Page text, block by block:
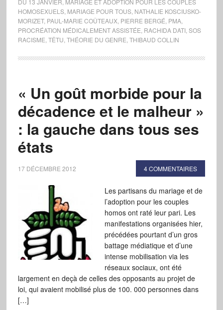
DU 13 JANVIER MARIAGE ET ADOPTION POUR LES COUPLES
HOMOSEXUELS, MARIAGE POUR TOUS, NATHALIE KOSCIUSKO-
MORIZET, PAUL-MARIE COÛTEAUX, PIERRE BERGÉ PMA,
PROCRÉATION MÉDICALEMENT ASSISTÉE RACHIDA DATI, SOS
RACISME TÊTU THÉORIE DU GENRE THIBAUD COLLIN
« Un goût morbide pour la
décadence et le malheur »
: la gauche dans tous ses
états
17 DÉCEMBRE 2012 4 COMMENTAIRES
Les partisans du mariage et de
l’adoption pour les couples
homos ont raté leur pari. Les
manifestations organisées hier,
précédées pourtant d’un gros
battage médiatique et d’une
intense mobilisation via les
réseaux sociaux, ont été
largement en deçà de celles des opposants au projet de
loi, qui avaient mobilisé plus de 100. 000 personnes dans
[…]